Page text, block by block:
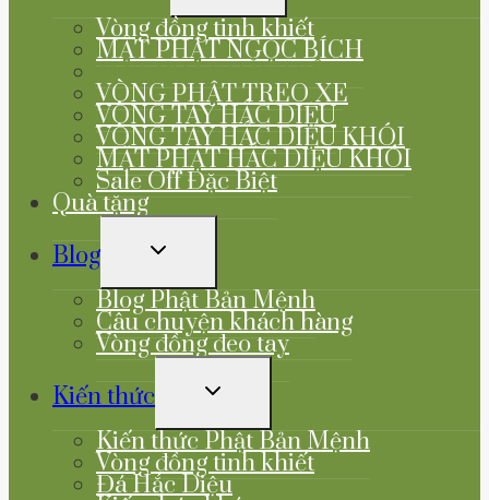
MENU
Vòng đồng tinh khiết
MẶT PHẬT NGỌC BÍCH
MẶT PHẬT HẮC DIỆU
VÒNG PHẬT TREO XE
VÒNG TAY HẮC DIỆU
VÒNG TAY HẮC DIỆU KHÓI
MẶT PHẬT HẮC DIỆU KHÓI
Sale Off Đặc Biệt
Quà tặng
Blog
TOGGLE
MENU
Blog Phật Bản Mệnh
Câu chuyện khách hàng
Vòng đồng đeo tay
Kiến thức
TOGGLE
MENU
Kiến thức Phật Bản Mệnh
Vòng đồng tinh khiết
Đá Hắc Diệu